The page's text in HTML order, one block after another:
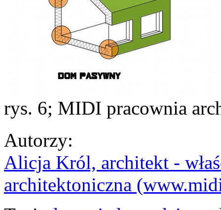
rys. 6; MIDI pracownia
Autorzy:
Alicja Król, architekt -
architektoniczna